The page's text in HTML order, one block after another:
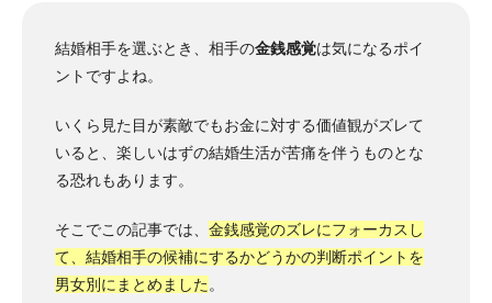
結婚相手を選ぶとき、相手の金銭感覚は気になるポイ
ントですよね。
いくら見た目が素敵でもお金に対する価値観がズレて
いると、楽しいはずの結婚生活が苦痛を伴うものとな
る恐れもあります。
そこでこの記事では、 金銭感覚のズレにフォーカスし
て、結婚相手の候補にするかどうかの判断ポイントを
男女別にまとめました。